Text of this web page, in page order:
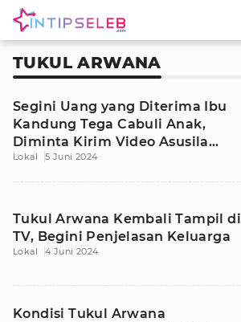
TUKUL ARWANA
Segini Uang yang Diterima Ibu
Kandung Tega Cabuli Anak,
Diminta Kirim Video Asusila
dengan Suami
Lokal 5 Juni 2024
Tukul Arwana Kembali Tampil di
TV, Begini Penjelasan Keluarga
Lokal 4 Juni 2024
Kondisi Tukul Arwana